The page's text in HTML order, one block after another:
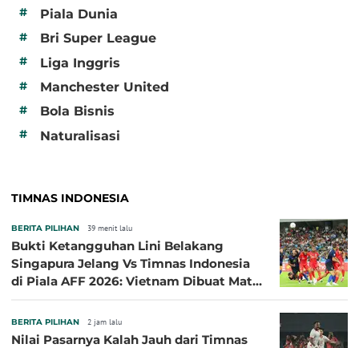
# Piala Dunia
# Bri Super League
# Liga Inggris
# Manchester United
# Bola Bisnis
# Naturalisasi
TIMNAS INDONESIA
BERITA PILIHAN 39 menit lalu
Bukti Ketangguhan Lini Belakang
Singapura Jelang Vs Timnas Indonesia
di Piala AFF 2026: Vietnam Dibuat Mati
BERITA PILIHAN 2 jam lalu
Nilai Pasarnya Kalah Jauh dari Timnas